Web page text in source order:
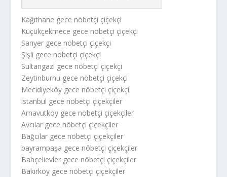
Kağıthane gece nöbetçi çiçekçi
Küçükçekmece gece nöbetçi çiçekçi
Sarıyer gece nöbetçi çiçekçi
Şişli gece nöbetçi çiçekçi
Sultangazi gece nöbetçi çiçekçi
Zeytinburnu gece nöbetçi çiçekçi
Mecidiyeköy gece nöbetçi çiçekçi
istanbul gece nöbetçi çiçekçiler
Arnavutköy gece nöbetçi çiçekçiler
Avcılar gece nöbetçi çiçekçiler
Bağcılar gece nöbetçi çiçekçiler
bayrampaşa gece nöbetçi çiçekçiler
Bahçelievler gece nöbetçi çiçekçiler
Bakırköy gece nöbetçi çiçekçiler